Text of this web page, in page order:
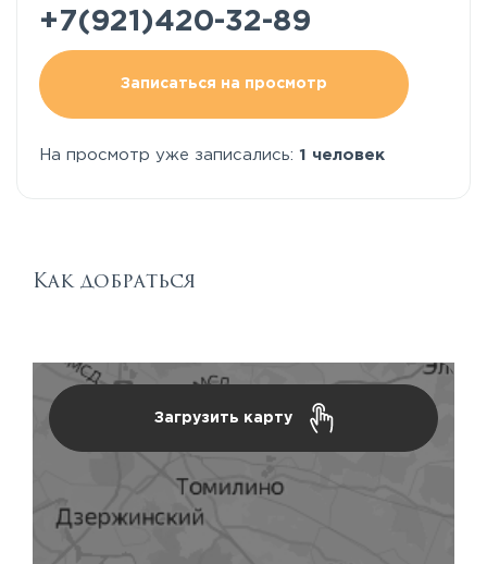
+7(921)420-32-89
Записаться на просмотр
На просмотр уже записались: 1 человек
Как добраться
Загрузить карту